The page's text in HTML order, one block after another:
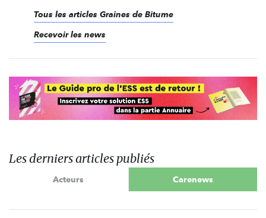
Tous les articles Graines de Bitume
Recevoir les news
Les derniers articles publiés
Acteurs Carenews